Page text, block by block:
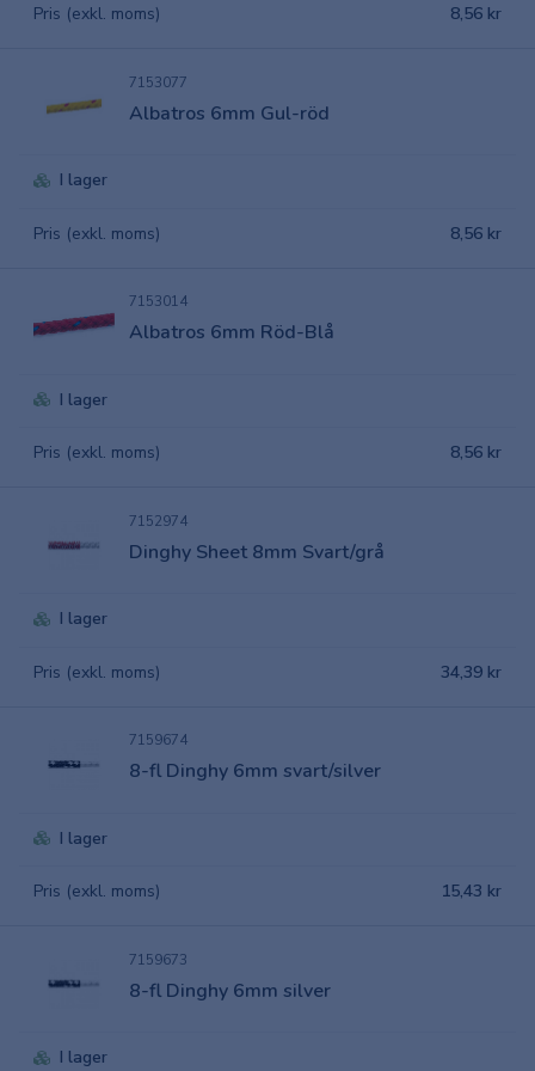
Pris (exkl. moms) 8,56 kr
7153077
Albatros 6mm Gul-röd
I lager
Pris (exkl. moms) 8,56 kr
7153014
Albatros 6mm Röd-Blå
I lager
Pris (exkl. moms) 8,56 kr
7152974
Dinghy Sheet 8mm Svart/grå
I lager
Pris (exkl. moms) 34,39 kr
7159674
8-fl Dinghy 6mm svart/silver
I lager
Pris (exkl. moms) 15,43 kr
7159673
8-fl Dinghy 6mm silver
I lager